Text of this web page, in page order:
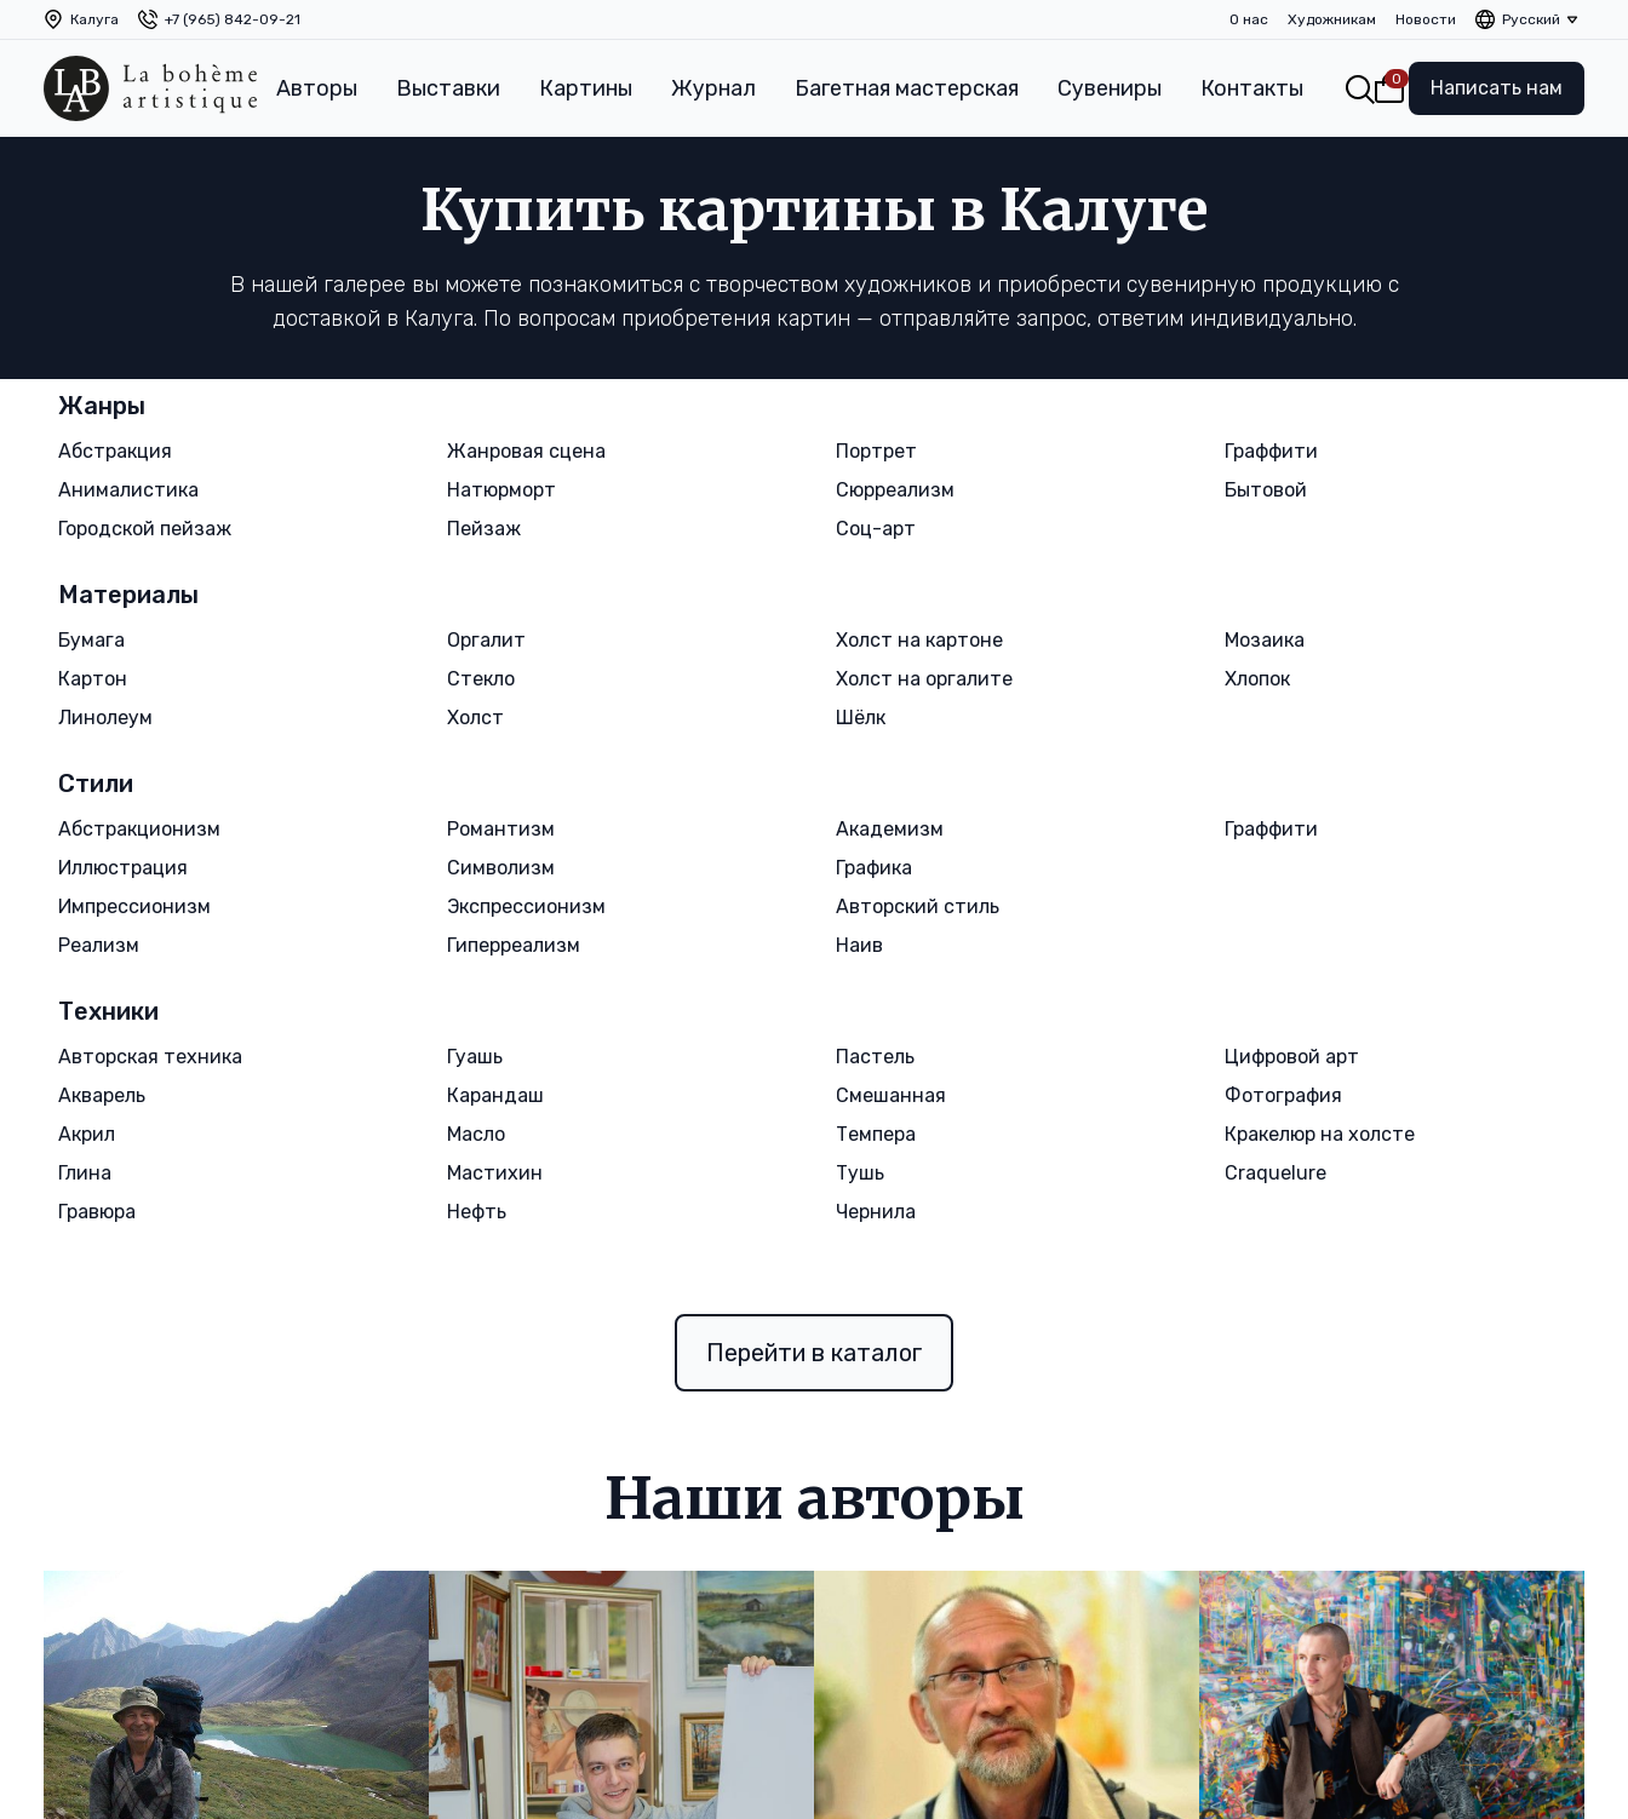
Калуга +7 (965) 842-09-21 О нас Художникам Новости Русский
Авторы Выставки Картины Журнал Багетная мастерская Сувениры Контакты 0 Написать нам
Купить картины в Калуге
В нашей галерее вы можете познакомиться с творчеством художников и приобрести сувенирную продукцию с
доставкой в Калуга. По вопросам приобретения картин — отправляйте запрос, ответим индивидуально.
Жанры
Абстракция
Анималистика
Городской пейзаж
Жанровая сцена
Натюрморт
Пейзаж
Портрет
Сюрреализм
Соц-арт
Граффити
Бытовой
Материалы
Бумага
Картон
Линолеум
Оргалит
Стекло
Холст
Холст на картоне
Холст на оргалите
Шёлк
Мозаика
Хлопок
Стили
Абстракционизм
Иллюстрация
Импрессионизм
Реализм
Романтизм
Символизм
Экспрессионизм
Гиперреализм
Академизм
Графика
Авторский стиль
Наив
Граффити
Техники
Авторская техника
Акварель
Акрил
Глина
Гравюра
Гуашь
Карандаш
Масло
Мастихин
Нефть
Пастель
Смешанная
Темпера
Тушь
Чернила
Цифровой арт
Фотография
Кракелюр на холсте
Craquelure
Перейти в каталог
Наши авторы